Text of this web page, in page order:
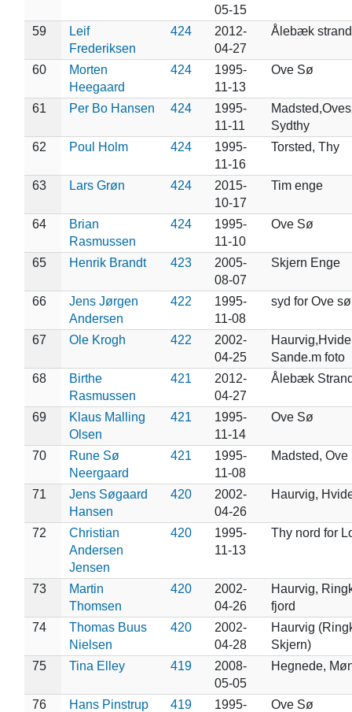
05-15
59
Leif
Frederiksen
424
2012-
04-27
Ålebæk
60
Morten
Heegaard
424
1995-
11-13
Ove Sø
61 Per Bo Hansen 424
1995-
11-11
Sydthy
62
Poul Holm 424
1995-
11-16
Torsted, Thy
63 Lars Grøn 424
2015-
10-17
Tim enge
64
Brian
Rasmussen
424
1995-
11-10
Ove Sø
65 Henrik Brandt 423
2005-
08-07
Skjern Enge
66
Jens Jørgen
Andersen
422
1995-
11-08
syd for Ove sø
67 Ole Krogh 422
2002-
04-25
Haurvig,Hvide
Sande.m foto
68
Birthe
Rasmussen
421
2012-
04-27
Ålebæk
69
Klaus Malling
Olsen
421
1995-
11-14
Ove Sø
70
Rune Sø
Neergaard
421
1995-
11-08
Madsted, Ove
71
Jens Søgaard
Hansen
420
2002-
04-26
Haurvig,
72
Christian
Andersen
Jensen
420
1995-
11-13
Thy nord for
73
Martin
Thomsen
420
2002-
04-26
Haurvig,
fjord
74
Thomas Buus
Nielsen
420
2002-
04-28
Haurvig
Skjern)
75
Tina Elley 419
2008-
05-05
Hegnede,
76 Hans Pinstrup 419
1995-
Ove Sø